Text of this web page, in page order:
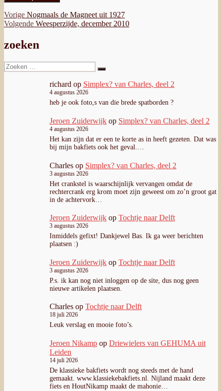
Bericht
navigatie
Vorige Vorig
bericht:
Nogmaals de Magneet uit 1927
Volgende Volgend
Weesperzijde, december 2010
zoeken
Zoeken
naar:
Zoeken
richard op Simplex? van Charles, deel 2
4 augustus 2026
heb je ook foto,s van die brede spatborden ?
Jeroen Zuiderwijk op Simplex? van Charles, deel 2
4 augustus 2026
Het kan zijn dat er een te korte as in heeft gezeten. Dat was
bij mijn bakfiets ook het geval.…
Charles op Simplex? van Charles, deel 2
3 augustus 2026
Het crankstel is waarschijnlijk vervangen omdat de
rechtercrank erg krom moet zijn geweest om zo’n groot gat
in de achtervork…
Jeroen Zuiderwijk op Tochtje naar Delft
3 augustus 2026
Inmiddels gefixt! Dankjewel Bas. Ik ga weer berichten
plaatsen :)
Jeroen Zuiderwijk op Tochtje naar Delft
3 augustus 2026
P.s. ik kan nog niet inloggen op de site, dus nog geen
nieuwe artikelen plaatsen.
Charles op Tochtje naar Delft
18 juli 2026
Leuk verslag en mooie foto’s.
Jeroen Nikamp op Driewielers van GEHUMA uit
Leiden
14 juli 2026
De klassieke bakfiets wordt nog steeds met de hand
gemaakt. www.klassiekebakfiets.nl. Nijland maakt deze
fiets en HoutNikamp maakt de mahonie…